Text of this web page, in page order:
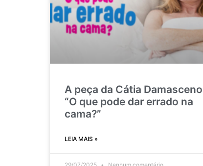
A peça da Cátia
“O que pode dar errado na
cama?”
LEIA MAIS »